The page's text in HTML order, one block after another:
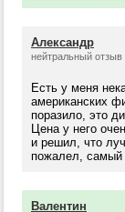
Александр
нейтральный отзыв
Есть у меня
американских
поразило, это
Цена у него
и решил, что
пожалел, самый
Валентин